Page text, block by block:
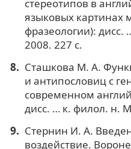
стереотипов в
языковых картинах
фразеологии): дисс.
2008. 227 с.
Сташкова М. А.
и антипословиц с
современном
дисс. … к. филол. н.
Стернин И. А.
воздействие.